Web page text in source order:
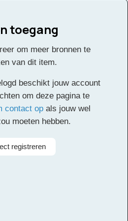
Delen
toegang
om meer bronnen te
van dit item.
beschikt jouw account
om deze pagina te
contact opals jouw wel
moeten hebben.
registreren
Alle rechten voorbehouden